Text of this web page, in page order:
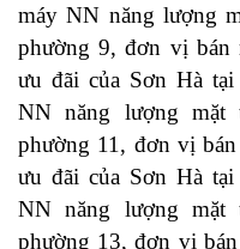
máy NN năng lượng
phường 9, đơn vị bán
ưu đãi của Sơn Hà tại
NN năng lượng
phường 11, đơn vị
ưu đãi của Sơn Hà tại
NN năng lượng
phường 13, đơn vị